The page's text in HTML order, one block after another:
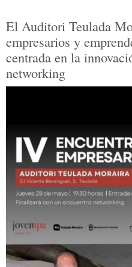
El Auditori Teulada
empresarios y
centrada en la
networking